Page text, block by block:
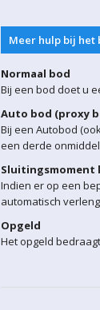
Meer hulp bij het
Normaal bod
Bij een bod doet u
Auto bod (proxy
Bij een Autobod
een derde
Sluitingsmoment
Indien er op een
automatisch
Opgeld
Het opgeld